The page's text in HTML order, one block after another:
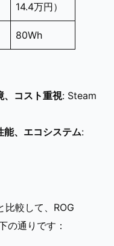
14.4万円）
80Wh
、コスト重視: Steam
、エコシステム:
比較して、ROG
の通りです：